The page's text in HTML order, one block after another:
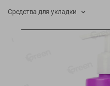
Средства для укладки